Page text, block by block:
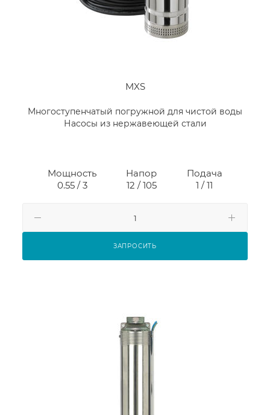
MXS
Многоступенчатый погружной для чистой воды
Насосы из нержавеющей стали
Мощность
0.55 / 3
Напор
12 / 105
Подача
1 / 11
ЗАПРОСИТЬ